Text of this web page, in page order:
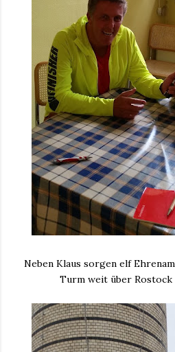
Neben Klaus sorgen elf
Turm weit über Rostock